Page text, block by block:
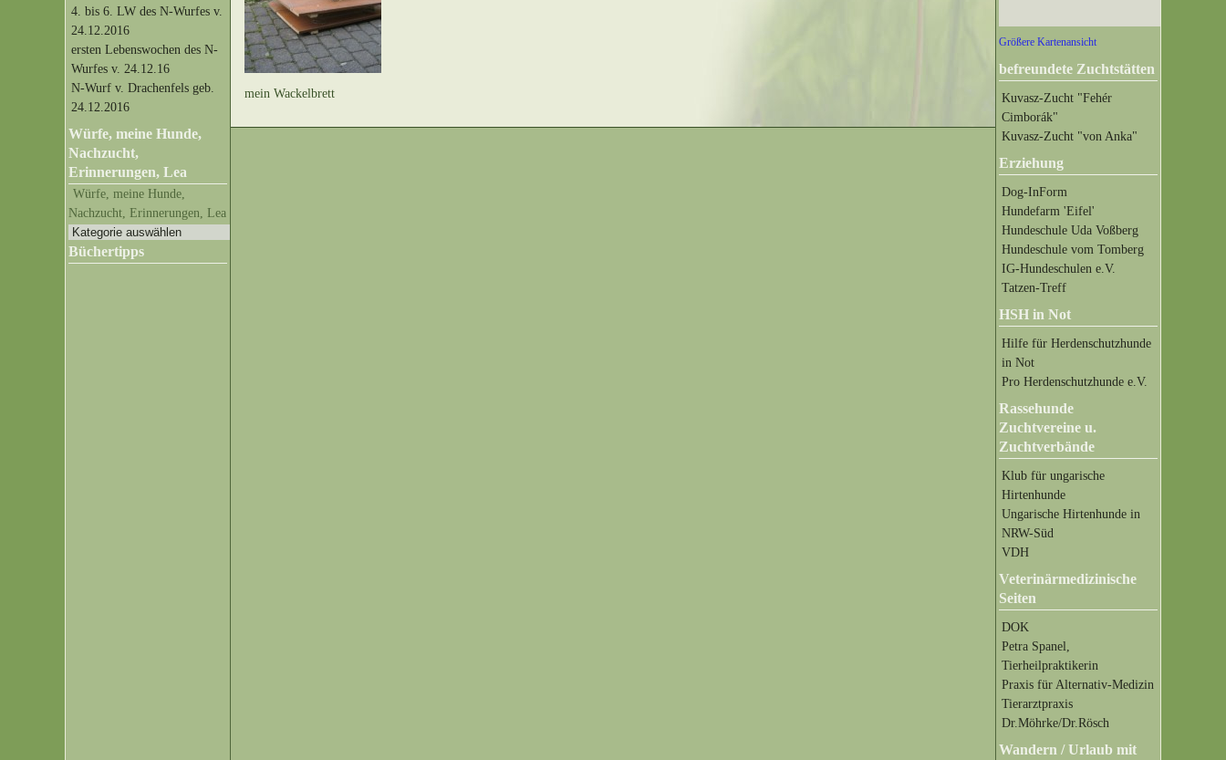
4. bis 6. LW des N-Wurfes v.
24.12.2016
ersten Lebenswochen des N-
Wurfes v. 24.12.16
N-Wurf v. Drachenfels geb.
24.12.2016
Würfe, meine Hunde,
Nachzucht,
Erinnerungen, Lea
Würfe, meine Hunde,
Nachzucht, Erinnerungen, Lea
Büchertipps
Größere Kartenansicht
befreundete Zuchtstätten
Kuvasz-Zucht "Fehér
Cimborák"
Kuvasz-Zucht "von Anka"
Erziehung
Dog-InForm
Hundefarm 'Eifel'
Hundeschule Uda Voßberg
Hundeschule vom Tomberg
IG-Hundeschulen e.V.
Tatzen-Treff
HSH in Not
Hilfe für Herdenschutzhunde
in Not
Pro Herdenschutzhunde e.V.
Rassehunde
Zuchtvereine u.
Zuchtverbände
Klub für ungarische
Hirtenhunde
Ungarische Hirtenhunde in
NRW-Süd
VDH
Veterinärmedizinische
Seiten
DOK
Petra Spanel,
Tierheilpraktikerin
Praxis für Alternativ-Medizin
Tierarztpraxis
Dr.Möhrke/Dr.Rösch
Wandern / Urlaub mit
mein Wackelbrett